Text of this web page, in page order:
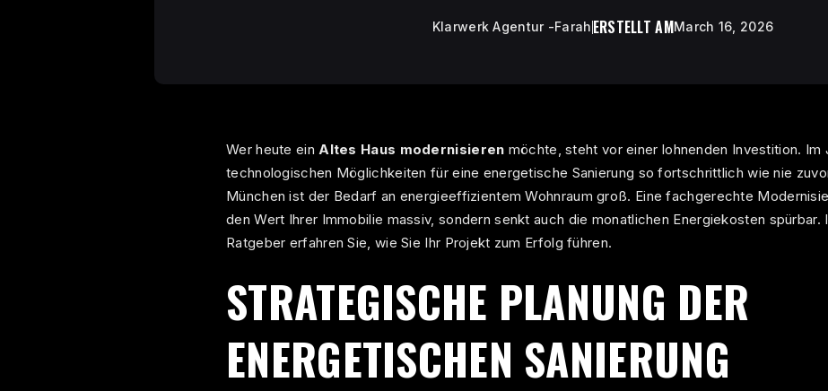
Klarwerk Agentur -FarahERSTELLT AMMarch 16, 2026
Wer heute einAltes Haus modernisieren möchte, steht vor einer lohnenden Investition. Im
technologischen Möglichkeiten für eine energetische Sanierung so fortschrittlich wie nie
München ist der Bedarf an energieeffizientem Wohnraum groß. Eine fachgerechte
den Wert Ihrer Immobilie massiv, sondern senkt auch die monatlichen Energiekosten spürbar.
Ratgeber erfahren Sie, wie Sie Ihr Projekt zum Erfolg führen.
STRATEGISCHE PLANUNG DER
ENERGETISCHEN SANIERUNG